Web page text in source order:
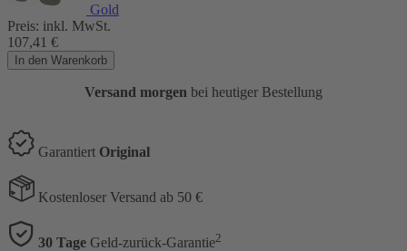
Gold
Preis: inkl. MwSt.
107,41 €
In den Warenkorb
Versand morgen bei heutiger Bestellung
Garantiert Original
Kostenloser Versand ab 50 €
30 Tage Geld-zurück-Garantie2